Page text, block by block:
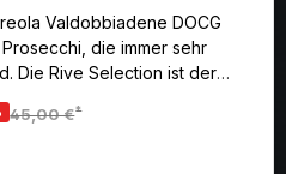
Valdobbiadene DOCG
Die Rive Selection ist der
DOCG, die sich
von Andreola
1 Flasche Prosecco
45,00 €*